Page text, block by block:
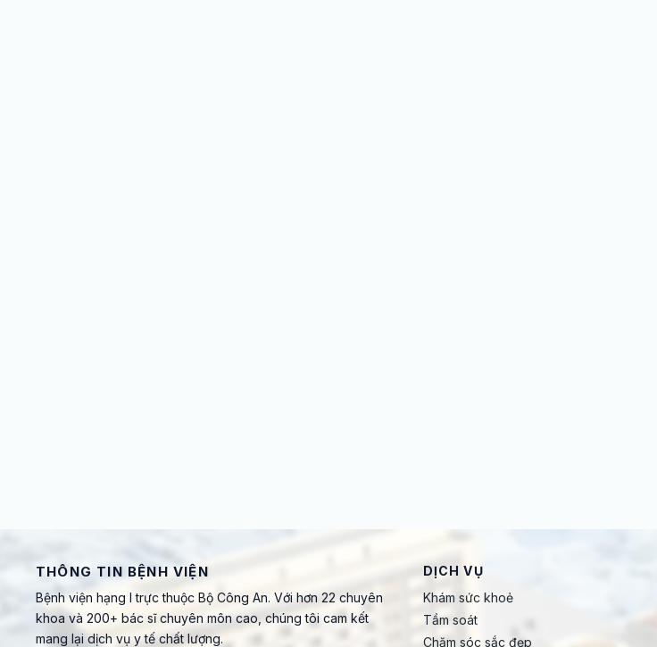
THÔNG TIN BỆNH VIỆN
Bệnh viện hạng I trực thuộc Bộ Công An. Với hơn 22 chuyên
khoa và 200+ bác sĩ chuyên môn cao, chúng tôi cam kết
mang lại dịch vụ y tế chất lượng.
DỊCH VỤ
Khám sức khoẻ
Tầm soát
Chăm sóc sắc đẹp